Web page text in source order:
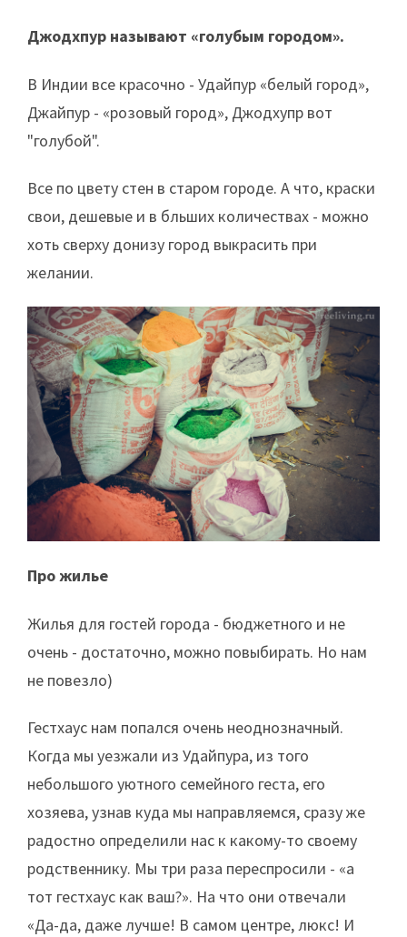
Джодхпур называют «голубым городом».
В Индии все красочно - Удайпур «белый город»,
Джайпур - «розовый город», Джодхупр вот
"голубой".
Все по цвету стен в старом городе. А что, краски
свои, дешевые и в бльших количествах - можно
хоть сверху донизу город выкрасить при
желании.
Про жилье
Жилья для гостей города - бюджетного и не
очень - достаточно, можно повыбирать. Но нам
не повезло)
Гестхаус нам попался очень неоднозначный.
Когда мы уезжали из Удайпура, из того
небольшого уютного семейного геста, его
хозяева, узнав куда мы направляемся, сразу же
радостно определили нас к какому-то своему
родственнику. Мы три раза переспросили - «а
тот гестхаус как ваш?». На что они отвечали
«Да-да, даже лучше! В самом центре, люкс! И